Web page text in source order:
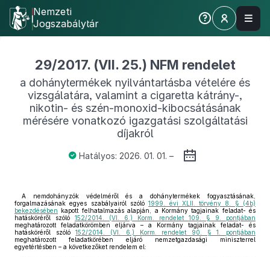
Nemzeti
Jogszabálytár
29/2017. (VII. 25.) NFM rendelet
a dohánytermékek nyilvántartásba vételére és
vizsgálatára, valamint a cigaretta kátrány-,
nikotin- és szén-monoxid-kibocsátásának
mérésére vonatkozó igazgatási szolgáltatási
díjakról
Hatályos: 2026. 01. 01. –
A nemdohányzók védelméről és a dohánytermékek fogyasztásának,
forgalmazásának egyes szabályairól szóló1999. évi XLII. törvény 8. § (4b)
bekezdésében kapott felhatalmazás alapján, a Kormány tagjainak feladat- és
hatásköréről szóló 152/2014. (VI. 6.) Korm. rendelet 109. § 9. pontjában
meghatározott feladatkörömben eljárva – a Kormány tagjainak feladat- és
hatásköréről szóló152/2014. (VI. 6.) Korm. rendelet 90. § 1. pontjában
meghatározott feladatkörében eljáró nemzetgazdasági miniszterrel
egyetértésben – a következőket rendelem el: